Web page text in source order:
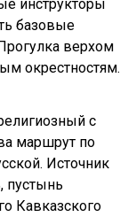
инструкторы
базовые
верхом
окрестностям.
с
маршрут по
Источник
пустынь
Кавказского